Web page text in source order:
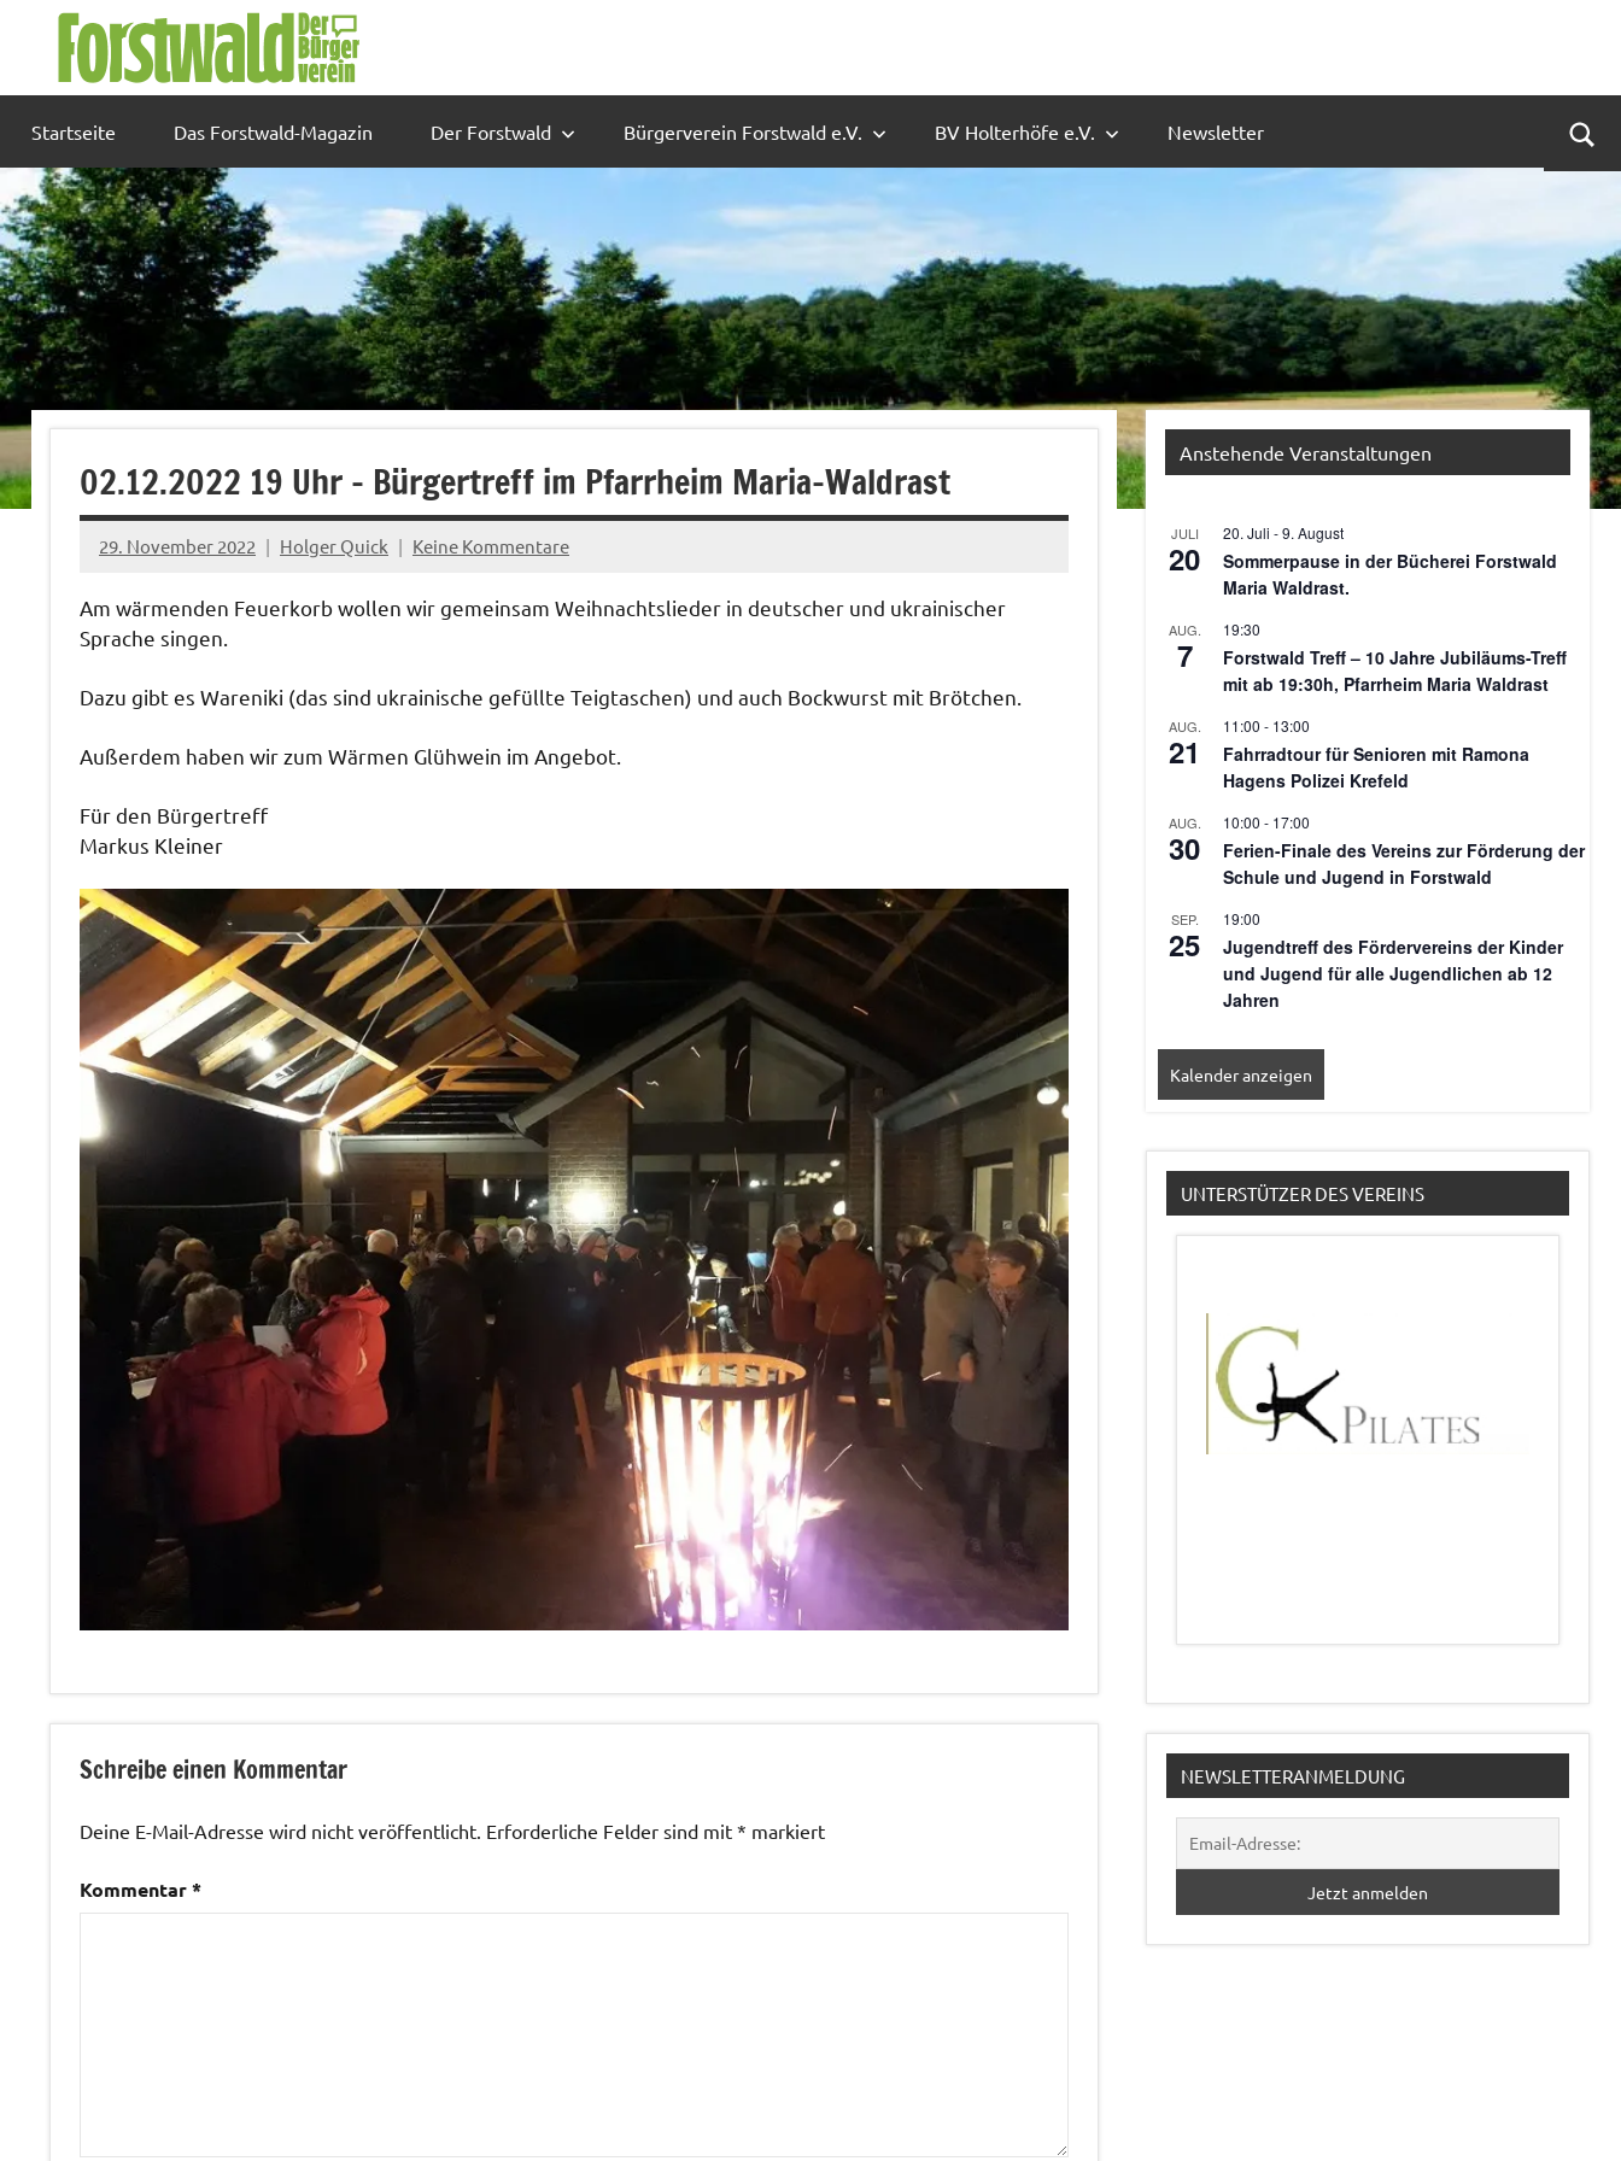
Startseite Das Forstwald-Magazin Der Forstwald Bürgerverein Forstwald e.V. BV Holterhöfe e.V. Newsletter
02.12.2022 19 Uhr – Bürgertreff im Pfarrheim Maria-Waldrast
29. November 2022 Holger Quick Keine Kommentare
Am wärmenden Feuerkorb wollen wir gemeinsam Weihnachtslieder in deutscher und ukrainischer
Sprache singen.
Dazu gibt es Wareniki (das sind ukrainische gefüllte Teigtaschen) und auch Bockwurst mit Brötchen.
Außerdem haben wir zum Wärmen Glühwein im Angebot.
Für den Bürgertreff
Markus Kleiner
Schreibe einen Kommentar
Deine E-Mail-Adresse wird nicht veröffentlicht. Erforderliche Felder sind mit * markiert
Kommentar*
Anstehende Veranstaltungen
JULI
20
20. Juli -9. August
Sommerpause in der Bücherei Forstwald
Maria Waldrast.
AUG.
7
19:30
Forstwald Treff – 10 Jahre Jubiläums-Treff
mit ab 19:30h, Pfarrheim Maria Waldrast
AUG.
21
11:00 - 13:00
Fahrradtour für Senioren mit Ramona
Hagens Polizei Krefeld
AUG.
30
10:00 - 17:00
Ferien-Finale des Vereins zur Förderung der
Schule und Jugend in Forstwald
SEP.
25
19:00
Jugendtreff des Fördervereins der Kinder
und Jugend für alle Jugendlichen ab 12
Jahren
Kalender anzeigen
UNTERSTÜTZER DES VEREINS
NEWSLETTERANMELDUNG